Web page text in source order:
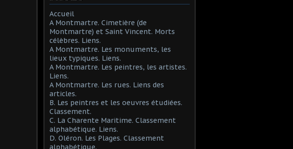
Accueil
A Montmartre. Cimetière (de
Montmartre) et Saint Vincent. Morts
célèbres. Liens.
A Montmartre. Les monuments, les
lieux typiques. Liens.
A Montmartre. Les peintres, les artistes.
Liens.
A Montmartre. Les rues. Liens des
articles.
B. Les peintres et les oeuvres étudiées.
Classement.
C. La Charente Maritime. Classement
alphabétique. Liens.
D. Oléron. Les Plages. Classement
alphabétique.